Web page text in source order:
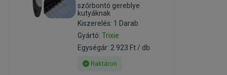
szőrbontó gereblye
kutyáknak
Kiszerelés: 1 Darab
Gyártó:Trixie
Egységár: 2 923 Ft / db
Raktáron